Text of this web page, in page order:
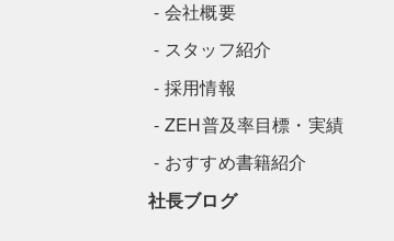
会社概要
スタッフ紹介
採用情報
ZEH普及率目標・実績
おすすめ書籍紹介
社長ブログ